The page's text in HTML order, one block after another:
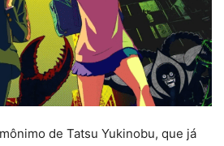
de Tatsu Yukinobu, que já